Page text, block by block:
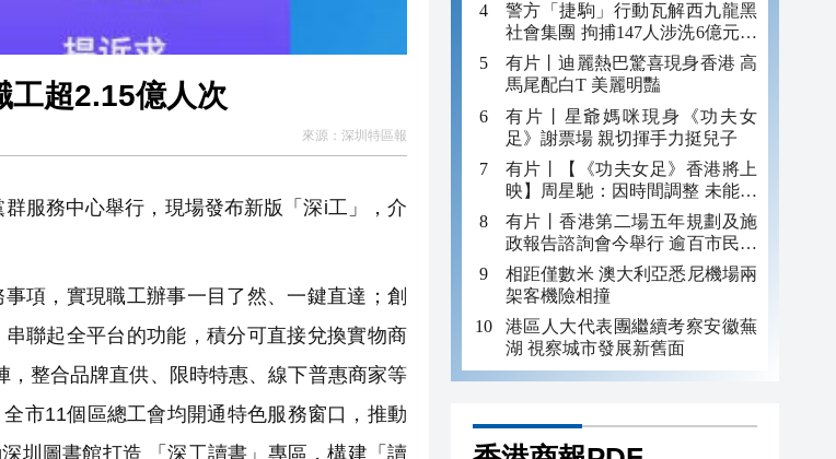
工超2.15億人次
來源： 深圳特區報
服務中心舉行，現場發布新版「深i工」，介
項，實現職工辦事一目了然、一鍵直達；創
聯起全平台的功能，積分可直接兌換實物商
整合品牌直供、限時特惠、線下普惠商家等
市11個區總工會均開通特色服務窗口，推動
圳圖書館打造 「深工讀書」專區，構建「讀
警方「捷駒」行動瓦解西九龍黑
社會集團 拘捕147人涉洗6億元黑
錢
有片丨迪麗熱巴驚喜現身香港 高
馬尾配白T 美麗明豔
有片丨星爺媽咪現身《功夫女
足》謝票場 親切揮手力挺兒子
有片丨【《功夫女足》香港將上
映】周星馳：因時間調整 未能製
作粵語版 對此深表遺憾
有片丨香港第二場五年規劃及施
政報告諮詢會今舉行 逾百市民出
席
相距僅數米 澳大利亞悉尼機場兩
架客機險相撞
港區人大代表團繼續考察安徽蕪
湖 視察城市發展新舊面